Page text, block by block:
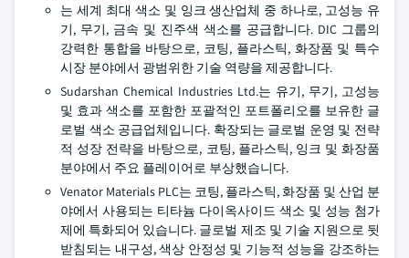
는 세계 최대 색소 및 잉크 생산업체 중 하나로, 고성능 유
기, 무기, 금속 및 진주색 색소를 공급합니다. DIC 그룹의
강력한 통합을 바탕으로, 코팅, 플라스틱, 화장품 및 특수
시장 분야에서 광범위한 기술 역량을 제공합니다.
Sudarshan Chemical Industries Ltd.는 유기, 무기, 고성능
및 효과 색소를 포함한 포괄적인 포트폴리오를 보유한 글
로벌 색소 공급업체입니다. 확장되는 글로벌 운영 및 전략
적 성장 전략을 바탕으로, 코팅, 플라스틱, 잉크 및 화장품
분야에서 주요 플레이어로 부상했습니다.
Venator Materials PLC는 코팅, 플라스틱, 화장품 및 산업 분
야에서 사용되는 티타늄 다이옥사이드 색소 및 성능 첨가
제에 특화되어 있습니다. 글로벌 제조 및 기술 지원으로 뒷
받침되는 내구성, 색상 안정성 및 기능적 성능을 강조하는